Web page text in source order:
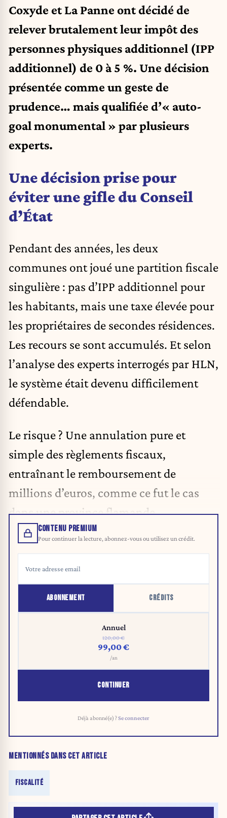
Coxyde et La Panne ont décidé de
relever brutalement leur impôt des
personnes physiques additionnel (IPP
additionnel) de 0 à 5 %. Une décision
présentée comme un geste de
prudence… mais qualifiée d’« auto-
goal monumental » par plusieurs
experts.
Une décision prise pour
éviter une gifle du Conseil
d’État
Pendant des années, les deux
communes ont joué une partition fiscale
singulière : pas d’IPP additionnel pour
les habitants, mais une taxe élevée pour
les propriétaires de secondes résidences.
Les recours se sont accumulés. Et selon
l’analyse des experts interrogés par HLN,
le système était devenu difficilement
défendable.
Le risque ? Une annulation pure et
simple des règlements fiscaux,
entraînant le remboursement de
millions d’euros, comme ce fut le cas
dans une province flamande.
CONTENU PREMIUM
Pour continuer la lecture, abonnez-vous ou utilisez un crédit.
ABONNEMENT CRÉDITS
Annuel
120,00 €
99,00 €
/an
CONTINUER
Déjà abonné(e) ?Se connecter
MENTIONNÉS DANS CET ARTICLE
FISCALITÉ